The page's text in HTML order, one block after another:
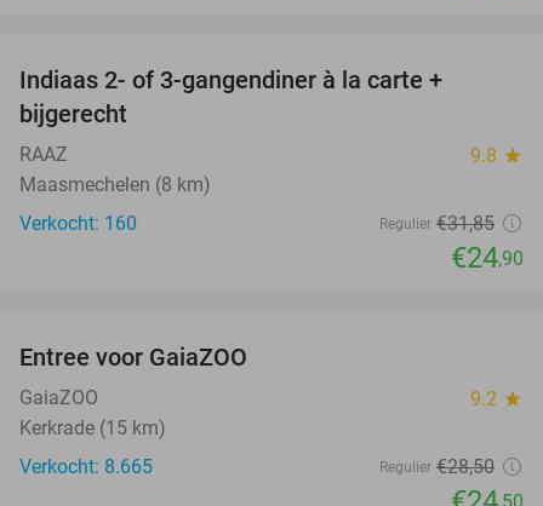
Indiaas 2- of 3-gangendiner à la carte +
bijgerecht
RAAZ 9.8 star
Maasmechelen (8 km)
Verkocht: 160
Regulier €31,85
€24,90
Entree voor GaiaZOO
GaiaZOO 9.2 star
Kerkrade (15 km)
Verkocht: 8.665
Regulier €28,50